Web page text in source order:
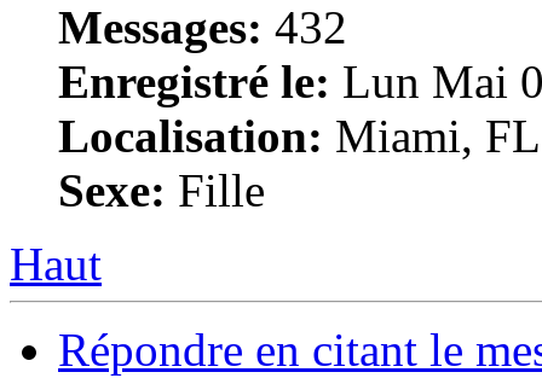
Messages: 432
Enregistré le: Lun Mai
Localisation: Miami,
Sexe: Fille
Haut
Répondre en citant le